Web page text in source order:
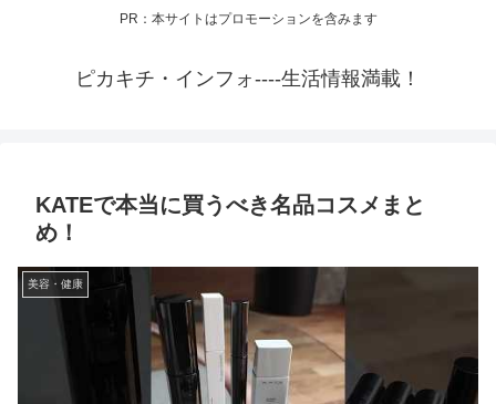
PR：本サイトはプロモーションを含みます
ピカキチ・インフォ----生活情報満載！
KATEで本当に買うべき名品コスメまと
め！
美容・健康